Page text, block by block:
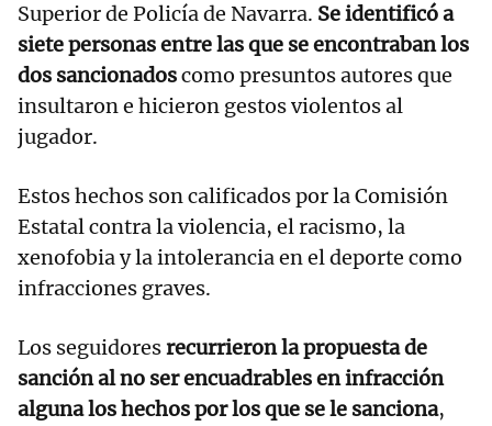
Superior de Policía de Navarra. Se identificó a
siete personas entre las que se encontraban los
dos sancionadoscomo presuntos autores que
insultaron e hicieron gestos violentos al
jugador.
Estos hechos son calificados por la Comisión
Estatal contra la violencia, el racismo, la
xenofobia y la intolerancia en el deporte como
infracciones graves.
Los seguidoresrecurrieron la propuesta de
sanción al no ser encuadrables en infracción
alguna los hechos por los que se le sanciona,